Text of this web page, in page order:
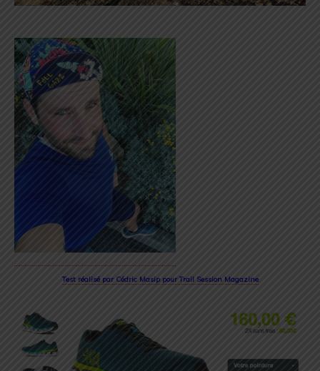
Test réalisé par Cédric Masip pour Trail Session Magazine